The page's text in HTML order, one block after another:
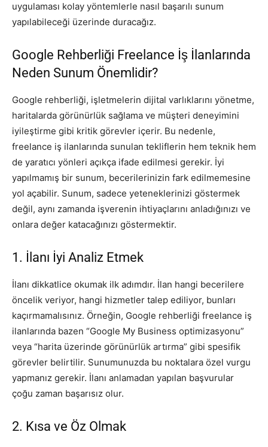
uygulaması kolay yöntemlerle nasıl başarılı sunum
yapılabileceği üzerinde duracağız.
Google Rehberliği Freelance İş İlanlarında
Neden Sunum Önemlidir?
Google rehberliği, işletmelerin dijital varlıklarını yönetme,
haritalarda görünürlük sağlama ve müşteri deneyimini
iyileştirme gibi kritik görevler içerir. Bu nedenle,
freelance iş ilanlarında sunulan tekliflerin hem teknik hem
de yaratıcı yönleri açıkça ifade edilmesi gerekir. İyi
yapılmamış bir sunum, becerilerinizin fark edilmemesine
yol açabilir. Sunum, sadece yeteneklerinizi göstermek
değil, aynı zamanda işverenin ihtiyaçlarını anladığınızı ve
onlara değer katacağınızı göstermektir.
1. İlanı İyi Analiz Etmek
İlanı dikkatlice okumak ilk adımdır. İlan hangi becerilere
öncelik veriyor, hangi hizmetler talep ediliyor, bunları
kaçırmamalısınız. Örneğin, Google rehberliği freelance iş
ilanlarında bazen “Google My Business optimizasyonu”
veya “harita üzerinde görünürlük artırma” gibi spesifik
görevler belirtilir. Sunumunuzda bu noktalara özel vurgu
yapmanız gerekir. İlanı anlamadan yapılan başvurular
çoğu zaman başarısız olur.
2. Kısa ve Öz Olmak